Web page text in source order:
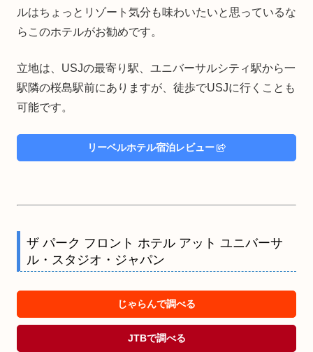
ルはちょっとリゾート気分も味わいたいと思っているな
らこのホテルがお勧めです。
立地は、USJの最寄り駅、ユニバーサルシティ駅から一
駅隣の桜島駅前にありますが、徒歩でUSJに行くことも
可能です。
リーベルホテル宿泊レビュー
ザ パーク フロント ホテル アット ユニバーサ
ル・スタジオ・ジャパン
じゃらんで調べる
JTBで調べる